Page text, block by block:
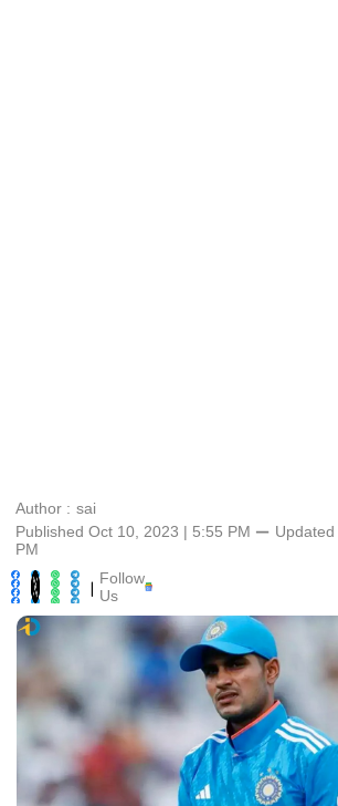
Author : sai
Published Oct 10, 2023 | 5:55 PM ⚊ Updated
PM
| Follow
Us